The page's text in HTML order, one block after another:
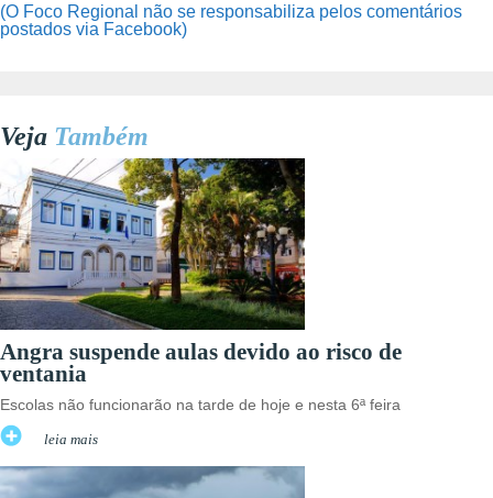
(O Foco Regional não se responsabiliza pelos comentários
postados via Facebook)
Veja Também
Angra suspende aulas devido ao risco de
ventania
Escolas não funcionarão na tarde de hoje e nesta 6ª feira
leia mais